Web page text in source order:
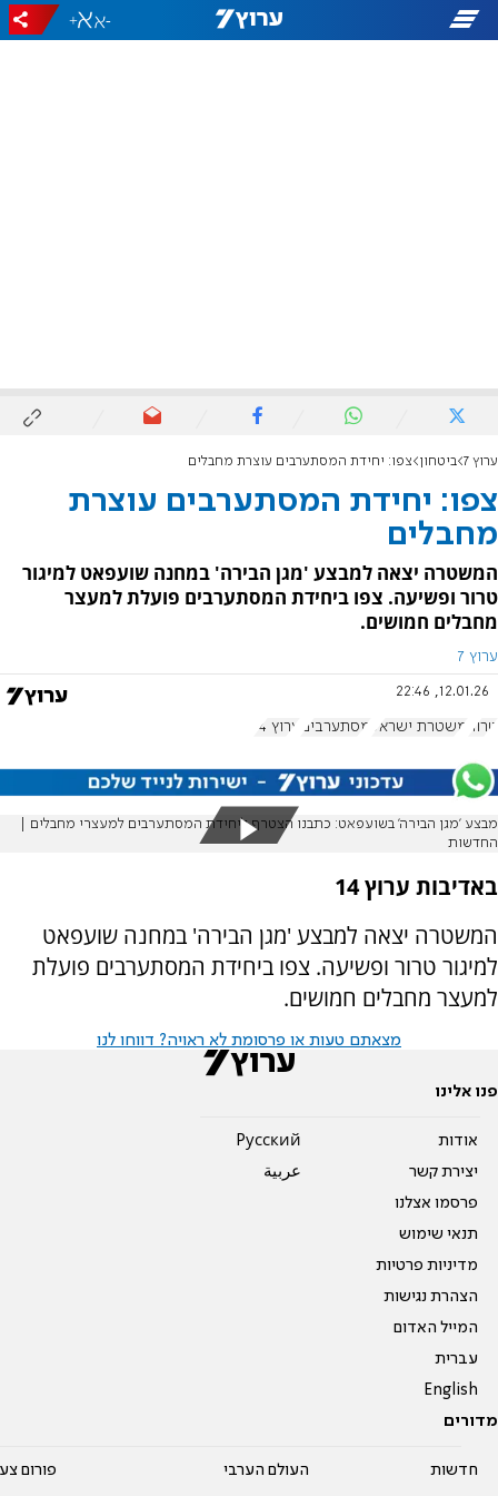
-
+
ערוץ 7 ביטחון צפו: יחידת המסתערבים עוצרת מחבלים
צפו: יחידת המסתערבים עוצרת
מחבלים
המשטרה יצאה למבצע 'מגן הבירה' במחנה שועפאט למיגור
טרור ופשיעה. צפו ביחידת המסתערבים פועלת למעצר
מחבלים חמושים.
ערוץ 7
12.01.26, 22:46
טרור משטרת ישראל מסתערבים ערוץ 14
מבצע 'מגן הבירה' בשועפאט: כתבנו הצטרף ליחידת המסתערבים למעצרי מחבלים |
החדשות
באדיבות ערוץ 14
המשטרה יצאה למבצע 'מגן הבירה' במחנה שועפאט
למיגור טרור ופשיעה. צפו ביחידת המסתערבים פועלת
למעצר מחבלים חמושים.
מצאתם טעות או פרסומת לא ראויה? דווחו לנו
פנו אלינו
אודות
יצירת קשר
פרסמו אצלנו
תנאי שימוש
מדיניות פרטיות
הצהרת נגישות
המייל האדום
עברית
English
Pусский
عربية
מדורים
חדשות
העולם הערבי
פורום